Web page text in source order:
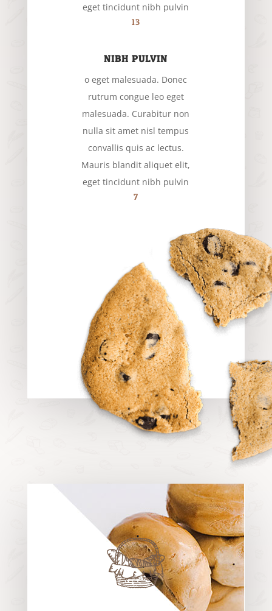
eget tincidunt nibh pulvin
13
NIBH PULVIN
o eget malesuada. Donec
rutrum congue leo eget
malesuada. Curabitur non
nulla sit amet nisl tempus
convallis quis ac lectus.
Mauris blandit aliquet elit,
eget tincidunt nibh pulvin
7